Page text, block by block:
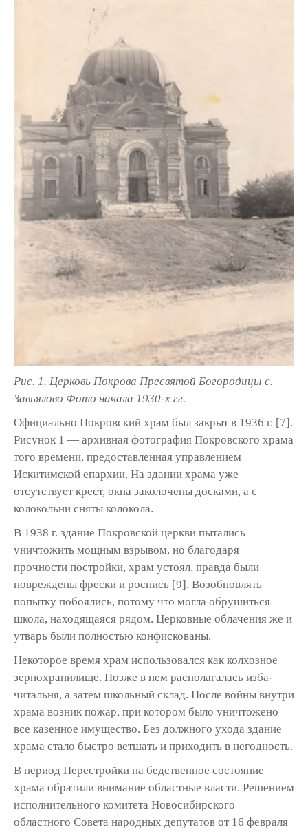
Рис. 1. Церковь Покрова Пресвятой Богородицы с.
Завьялово Фото начала 1930-х гг.
Официально Покровский храм был закрыт в 1936 г. [7].
Рисунок 1 — архивная фотография Покровского храма
того времени, предостав­ленная управлением
Искитимской епархии. На здании храма уже
отсутствует крест, окна заколочены досками, а с
колокольни сняты колокола.
В 1938 г. здание Покровской церкви пыта­лись
уничтожить мощным взрывом, но бла­годаря
прочности постройки, храм устоял, правда были
повреждены фрески и роспись [9]. Возобновлять
попытку побоялись, потому что могла обрушиться
школа, находящаяся рядом. Церковные облачения же и
утварь были полностью конфискованы.
Некоторое время храм использовался как колхозное
зернохранилище. Позже в нем рас­полагалась изба-
читальня, а затем школь­ный склад. После войны внутри
храма воз­ник пожар, при котором было уничтожено
все казенное имущество. Без должного ухода зда­ние
храма стало быстро ветшать и приходить в негодность.
В период Перестройки на бедственное состояние
храма обратили внимание област­ные власти. Решением
исполнительного комитета Новосибирского
областного Совета народных депутатов от 16 февраля